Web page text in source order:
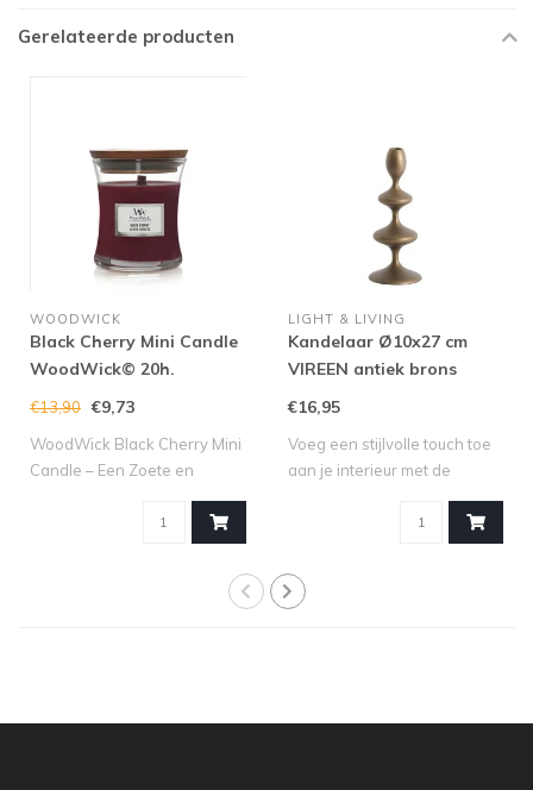
Gerelateerde producten
WOODWICK
Black Cherry Mini Candle
WoodWick© 20h.
€13,90 €9,73
WoodWick Black Cherry Mini
Candle – Een Zoete en
LIGHT & LIVING
Kandelaar Ø10x27 cm
VIREEN antiek brons
€16,95
Voeg een stijlvolle touch toe
aan je interieur met de